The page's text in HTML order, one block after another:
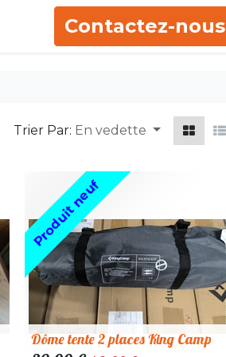
Contactez-nous
Trier Par: En vedette
Dôme tente 2 places King Camp
Produit neuf